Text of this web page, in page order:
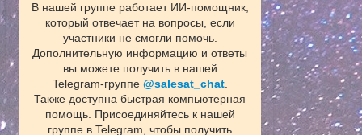
В нашей группе работает ИИ‑помощник,
который отвечает на вопросы, если
участники не смогли помочь.
Дополнительную информацию и ответы
вы можете получить в нашей
Telegram‑группе @salesat_chat.
Также доступна быстрая компьютерная
помощь. Присоединяйтесь к нашей
группе в Telegram, чтобы получить